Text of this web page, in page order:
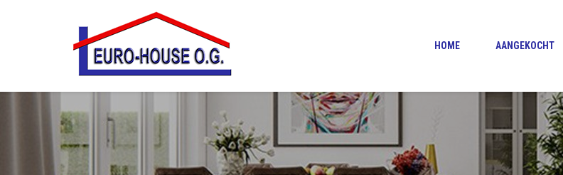
HOME AANGEKOCHT